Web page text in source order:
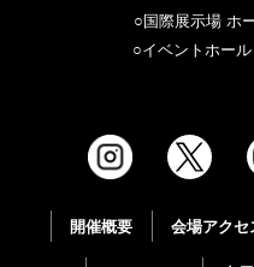
○国際展示場 ホ
○イベントホール
開催概要 会場アクセ